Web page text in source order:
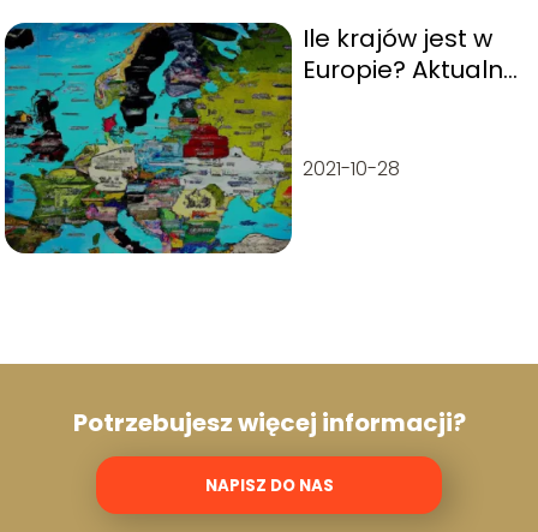
Ile krajów jest w
Europie? Aktualna
2021-10-28
Potrzebujesz więcej informacji?
NAPISZ DO NAS